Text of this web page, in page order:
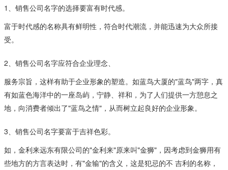
1、销售公司名字的选择要富有时代感。
富于时代感的名称具有鲜明性，符合时代潮流，并能迅速为大众所接
受。
2、销售公司名字应符合企业理念、
服务宗旨，这样有助于企业形象的塑造。如蓝鸟大厦的"蓝鸟"两字，真
有如蓝色海洋中的一座岛屿，宁静、祥和，为了人们提供一方憩息之
地，向消费者倾出了"蓝鸟之情"，从而树立起良好的企业形象。
3、销售公司名字要富于吉祥色彩。
如，金利来远东有限公司的"金利来"原来叫"金狮"，因考虑到金狮用有
些地方的方言表达时，有"金输"的含义，这是犯忌的不 吉利的名称，